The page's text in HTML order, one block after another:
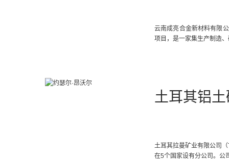
云南成亮合金新材料有限
项目，是一家集生产制造
土耳其铝
土耳其拉曼矿业有限公司
在5个国家设有分公司。公